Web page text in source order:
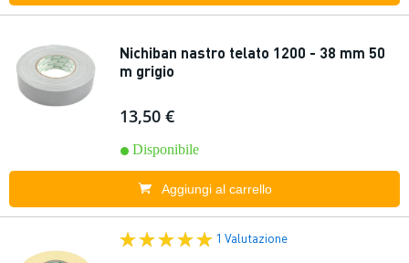
Nichiban nastro telato 1200 - 38 mm 50
m grigio
13,50 €
Disponibile
Aggiungi al carrello
1 Valutazione